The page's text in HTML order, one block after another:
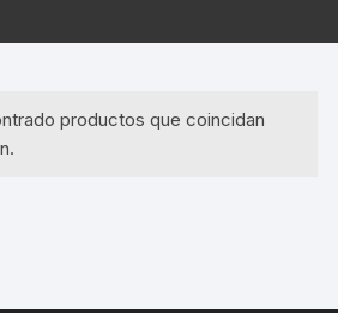
productos que coincidan